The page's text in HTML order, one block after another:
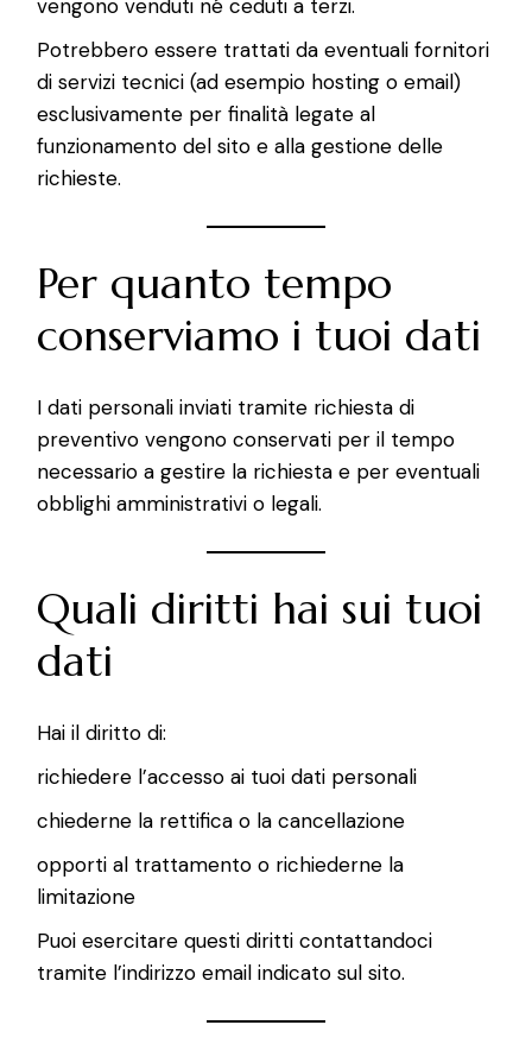
vengono venduti né ceduti a terzi.
Potrebbero essere trattati da eventuali fornitori
di servizi tecnici (ad esempio hosting o email)
esclusivamente per finalità legate al
funzionamento del sito e alla gestione delle
richieste.
Per quanto tempo
conserviamo i tuoi dati
I dati personali inviati tramite richiesta di
preventivo vengono conservati per il tempo
necessario a gestire la richiesta e per eventuali
obblighi amministrativi o legali.
Quali diritti hai sui tuoi
dati
Hai il diritto di:
richiedere l’accesso ai tuoi dati personali
chiederne la rettifica o la cancellazione
opporti al trattamento o richiederne la
limitazione
Puoi esercitare questi diritti contattandoci
tramite l’indirizzo email indicato sul sito.